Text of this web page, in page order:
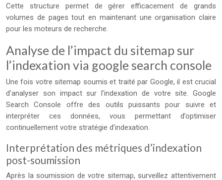
Cette structure permet de gérer efficacement de grands
volumes de pages tout en maintenant une organisation claire
pour les moteurs de recherche.
Analyse de l’impact du sitemap sur
l’indexation via google search console
Une fois votre sitemap soumis et traité par Google, il est crucial
d’analyser son impact sur l’indexation de votre site. Google
Search Console offre des outils puissants pour suivre et
interpréter ces données, vous permettant d’optimiser
continuellement votre stratégie d’indexation.
Interprétation des métriques d’indexation
post-soumission
Après la soumission de votre sitemap, surveillez attentivement